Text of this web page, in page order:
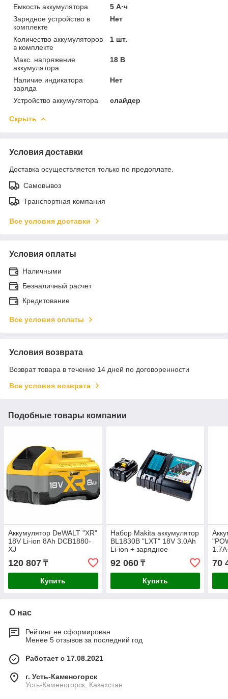
Емкость аккумулятора
5 А·ч
Зарядное устройство в
комплекте
Нет
Количество аккумуляторов
в комплекте
1 шт.
Макс. напряжение
аккумулятора
18 В
Наличие индикатора
заряда
Нет
Устройство аккумулятора слайдер
Скрыть
Условия доставки
Доставка осуществляется только по предоплате.
Самовывоз
Транспортная компания
Все условия доставки
Условия оплаты
Наличными
Безналичный расчет
Кредитование
Все условия оплаты
Условия возврата
Возврат товара в течение 14 дней по договоренности
Все условия возврата
Подобные товары компании
Аккумулятор DeWALT "XR"
18V Li-ion 8Ah DCB1880-
XJ
120 807 ₸
Купить
Набор Makita аккумулятор
BL1830B "LXT" 18V 3.0Ah
Li-ion + зарядное
устройство DC18RC "LXT"
7.2-18V 9А
92 060₸
Купить
70
О нас
Рейтинг не сформирован
Менее 5 отзывов за последний год
Работает с 17.08.2021
г. Усть-Каменогорск
Усть-Каменогорск, Казахстан